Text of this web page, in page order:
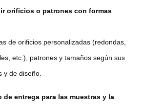
orificios o patrones con formas
de orificios personalizadas (redondas,
etc.), patrones y tamaños según sus
y de diseño.
de entrega para las muestras y la